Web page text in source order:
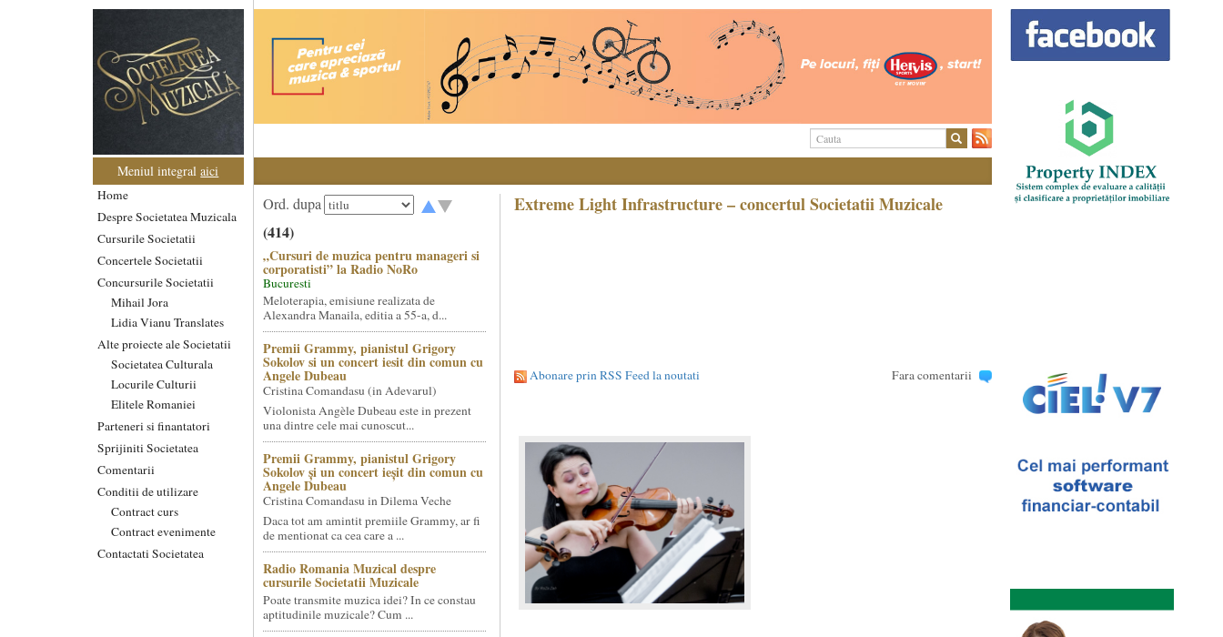
Meniul integralaici
Home
Despre Societatea Muzicala
Cursurile Societatii
Concertele Societatii
Concursurile Societatii
Mihail Jora
Lidia Vianu Translates
Alte proiecte ale Societatii
Societatea Culturala
Locurile Culturii
Elitele Romaniei
Parteneri si finantatori
Sprijiniti Societatea
Comentarii
Conditii de utilizare
Contract curs
Contract evenimente
Contactati Societatea
Ord. dupa
(414)
„Cursuri de muzica pentru manageri si
corporatisti” la Radio NoRo
Bucuresti
Meloterapia, emisiune realizata de
Alexandra Manaila, editia a 55-a, d...
Premii Grammy, pianistul Grigory
Sokolov si un concert iesit din comun cu
Angele Dubeau
Cristina Comandasu (in Adevarul)
Violonista Angèle Dubeau este in prezent
una dintre cele mai cunoscut...
Premii Grammy, pianistul Grigory
Sokolov și un concert ieșit din comun cu
Angele Dubeau
Cristina Comandasu in Dilema Veche
Daca tot am amintit premiile Grammy, ar fi
de mentionat ca cea care a ...
Radio Romania Muzical despre
cursurile Societatii Muzicale
Poate transmite muzica idei? In ce constau
aptitudinile muzicale? Cum ...
Extreme Light Infrastructure – concertul Societatii Muzicale
Abonare prin RSS Feed la noutati Fara comentarii